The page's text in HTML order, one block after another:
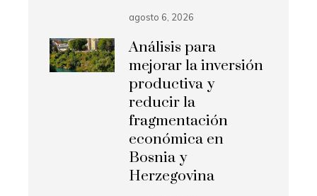
agosto 6, 2026
Análisis para
mejorar la inversión
productiva y
reducir la
fragmentación
económica en
Bosnia y
Herzegovina